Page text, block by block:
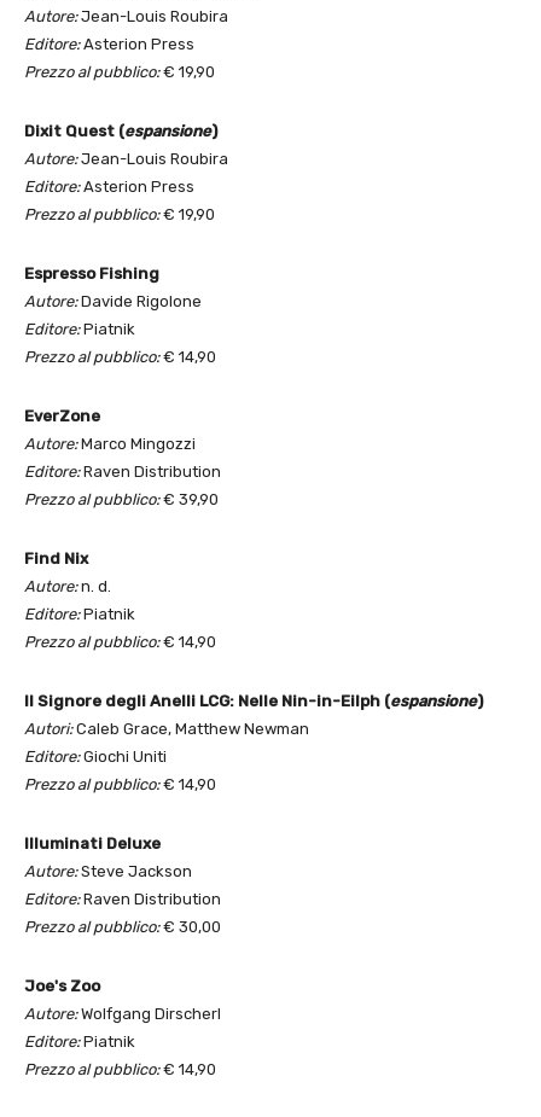
Autore:Jean-Louis Roubira
Editore:Asterion Press
Prezzo al pubblico:€ 19,90
Dixit Quest (espansione)
Autore:Jean-Louis Roubira
Editore:Asterion Press
Prezzo al pubblico:€ 19,90
Espresso Fishing
Autore:Davide Rigolone
Editore:Piatnik
Prezzo al pubblico:€ 14,90
EverZone
Autore:Marco Mingozzi
Editore:Raven Distribution
Prezzo al pubblico:€ 39,90
Find Nix
Autore:n. d.
Editore:Piatnik
Prezzo al pubblico:€ 14,90
Il Signore degli Anelli LCG: Nelle Nin-in-Eilph (espansione)
Autori:Caleb Grace, Matthew Newman
Editore:Giochi Uniti
Prezzo al pubblico:€ 14,90
Illuminati Deluxe
Autore:Steve Jackson
Editore:Raven Distribution
Prezzo al pubblico:€ 30,00
Joe's Zoo
Autore:Wolfgang Dirscherl
Editore:Piatnik
Prezzo al pubblico:€ 14,90